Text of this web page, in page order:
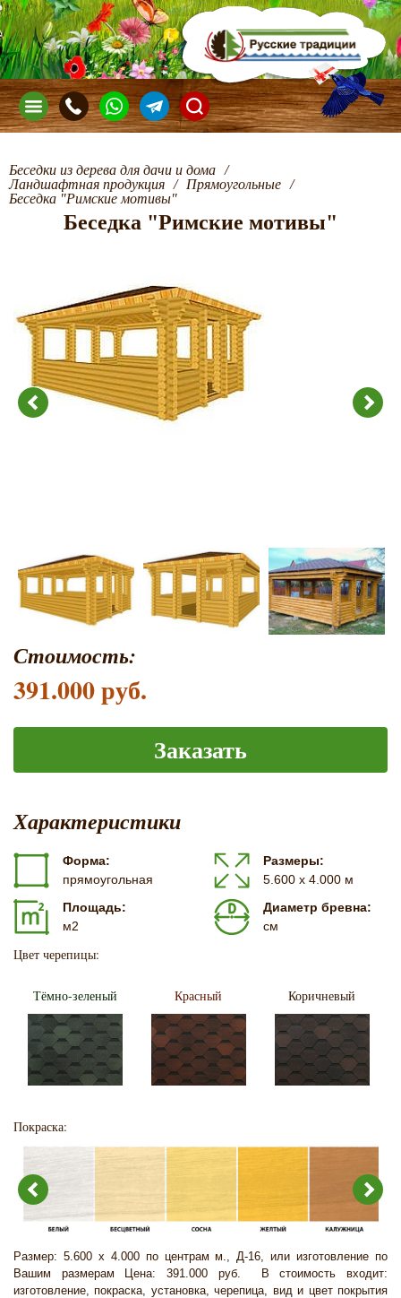
Беседки из дерева для дачи и дома /
Ландшафтная продукция / Прямоугольные /
Беседка "Римские мотивы"
Беседка "Римские мотивы"
Стоимость:
391.000 руб.
Заказать
Характеристики
Форма:
прямоугольная
Размеры:
5.600 х 4.000 м
Площадь:
м2
Диаметр бревна:
см
Цвет черепицы:
Тёмно-зеленый Красный Коричневый
Покраска:
Размер: 5.600 х 4.000 по центрам м., Д-16, или изготовление по
Вашим размерам Цена: 391.000 руб. В стоимость входит:
изготовление, покраска, установка, черепица, вид и цвет покрытия